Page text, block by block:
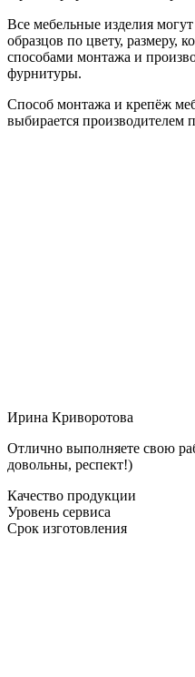
Все мебельные изделия
образцов по цвету, размеру,
способами монтажа и
фурнитуры.
Способ монтажа и крепёж
выбирается производителем
Ирина Криворотова
Отлично выполняете свою
довольны, респект!)
Качество продукции
Уровень сервиса
Срок изготовления